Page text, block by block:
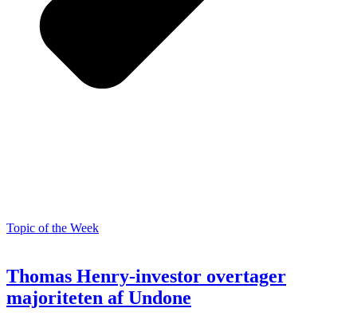
Topic of the Week
Thomas Henry-investor overtager
majoriteten af Undone